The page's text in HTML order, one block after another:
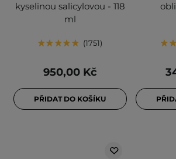
kyselinou salicylovou - 118
ml
1751
950,00 Kč
PŘIDAT DO KOŠÍKU